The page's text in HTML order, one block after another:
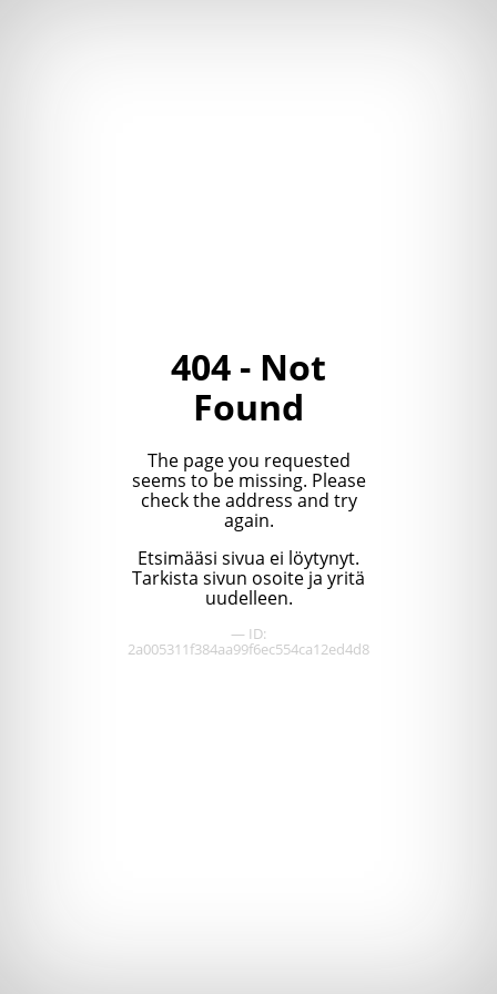
404 - Not
Found
The page you requested
seems to be missing. Please
check the address and try
again.
Etsimääsi sivua ei löytynyt.
Tarkista sivun osoite ja yritä
uudelleen.
— ID:
2a005311f384aa99f6ec554ca12ed4d8